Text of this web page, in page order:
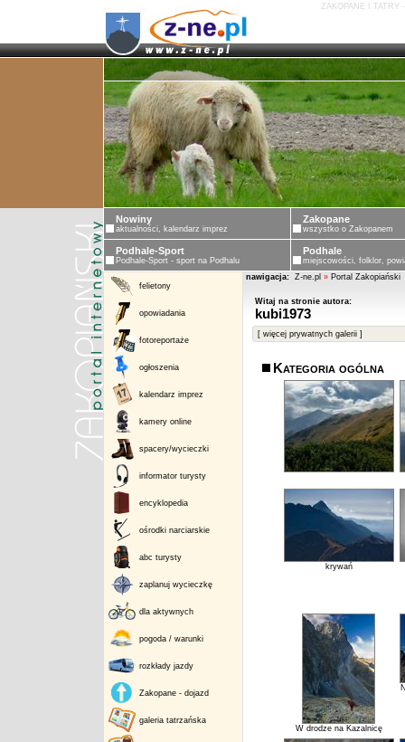
ZAKOPANE I TATRY
Nowiny
aktualności, kalendarz imprez
Zakopane
wszystko o Zakopanem
Podhale-Sport
Podhale-Sport - sport na Podhalu
Podhale
miejscowości, folklor,
felietony
opowiadania
fotoreportaże
ogłoszenia
kalendarz imprez
kamery online
spacery/wycieczki
informator turysty
encyklopedia
ośrodki narciarskie
abc turysty
zaplanuj wycieczkę
dla aktywnych
pogoda / warunki
rozkłady jazdy
Zakopane - dojazd
galeria tatrzańska
nawigacja: Z-ne.pl » Portal Zakopiański
Witaj na stronie autora:
kubi1973
[ więcej prywatnych galerii ]
Kategoria ogólna
krywań
W drodze na Kazalnicę